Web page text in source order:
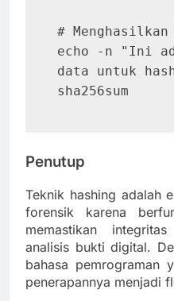
# Menghasilkan
echo -n "Ini
data untuk
Penutup
Teknik hashing adalah
forensik karena
memastikan
analisis bukti digital.
bahasa pemrograman
penerapannya menjadi